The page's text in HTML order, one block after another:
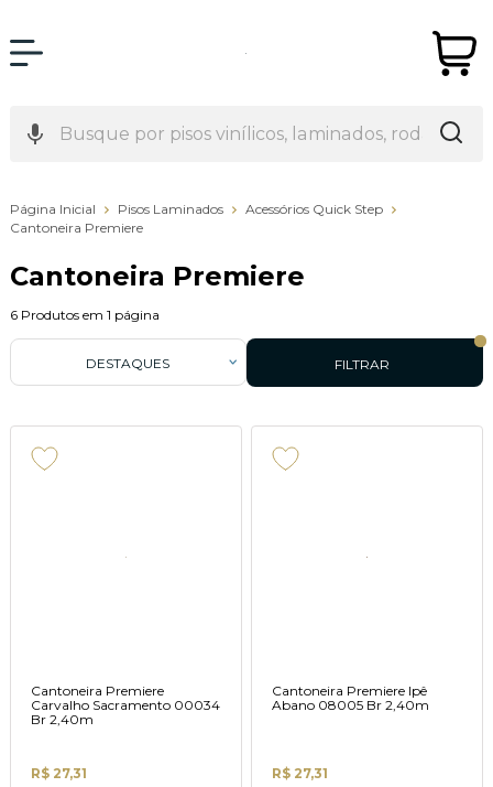
Página Inicial Pisos Laminados
Acessórios Quick Step
Cantoneira Premiere
Cantoneira Premiere
6 Produtos em 1 página
FILTRAR
DESTAQUES
Cantoneira Premiere
Carvalho Sacramento 00034
Br 2,40m
R$ 27,31
Cantoneira Premiere Ipê
Abano 08005 Br 2,40m
R$ 27,31